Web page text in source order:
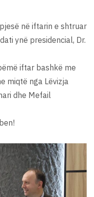
në iftarin e shtruar
ynë presidencial, Dr.
iftar bashkë me
miqtë nga Lëvizja
dhe Mefail